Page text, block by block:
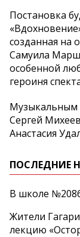
Постановка
созданная на
Самуила
особенной
героиня
Музыкальным
Сергей
Анастасия
ПОСЛЕДНИЕ
В школе
Жители
лекцию